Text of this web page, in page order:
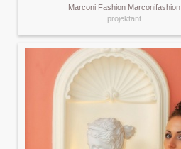
Marconi Fashion Marconifashion
projektant